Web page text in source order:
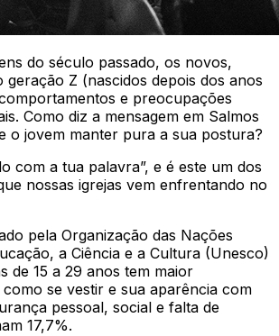
do século passado, os novos,
geração Z (nascidos depois dos anos
e preocupações
Como diz a mensagem em Salmos
o jovem manter pura a sua postura?
com a tua palavra”, e é este um dos
nossas igrejas vem enfrentando no
pela Organização das Nações
a Ciência e a Cultura (Unesco)
de 15 a 29 anos tem maior
se vestir e sua aparência com
pessoal, social e falta de
17,7%.